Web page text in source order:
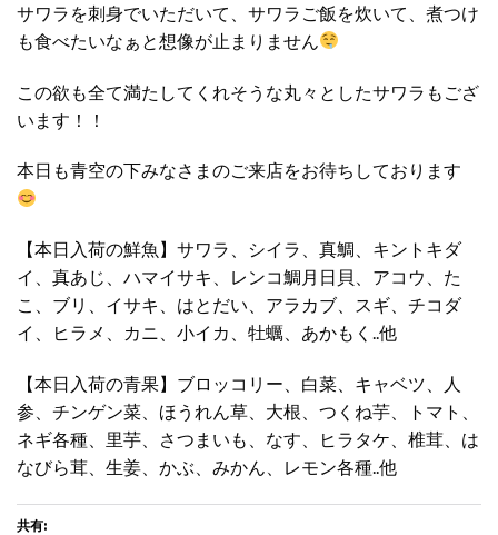
サワラを刺身でいただいて、サワラご飯を炊いて、煮つけ
も食べたいなぁと想像が止まりません
この欲も全て満たしてくれそうな丸々としたサワラもござ
います！！
本日も青空の下みなさまのご来店をお待ちしております
【本日入荷の鮮魚】サワラ、シイラ、真鯛、キントキダ
イ、真あじ、ハマイサキ、レンコ鯛月日貝、アコウ、た
こ、ブリ、イサキ、はとだい、アラカブ、スギ、チコダ
イ、ヒラメ、カニ、小イカ、牡蠣、あかもく..他
【本日入荷の青果】ブロッコリー、白菜、キャベツ、人
参、チンゲン菜、ほうれん草、大根、つくね芋、トマト、
ネギ各種、里芋、さつまいも、なす、ヒラタケ、椎茸、は
なびら茸、生姜、かぶ、みかん、レモン各種..他
共有: